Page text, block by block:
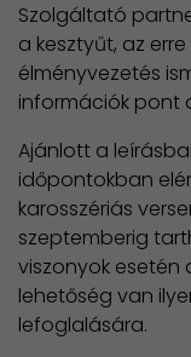
Szolgáltató
a kesztyűt, az
élményvezetés
információk pont
Ajánlott a
időpontokban
karosszériás
szeptemberig
viszonyok
lehetőség van
lefoglalására.